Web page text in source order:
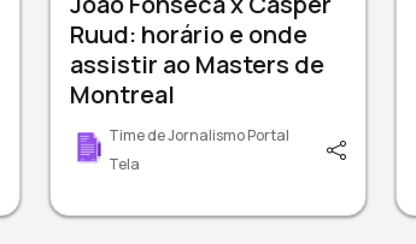
Ruud: horário e onde
assistir ao Masters de
Montreal
Time de Jornalismo Portal
Tela